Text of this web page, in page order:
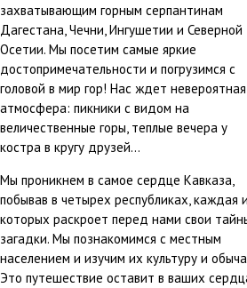
захватывающим горным серпантинам
Дагестана, Чечни, Ингушетии и Северной
Осетии. Мы посетим самые яркие
достопримечательности и погрузимся с
головой в мир гор! Нас ждет невероятная
атмосфера: пикники с видом на
величественные горы, теплые вечера у
костра в кругу друзей...
Мы проникнем в самое сердце Кавказа,
побывав в четырех республиках, каждая
которых раскроет перед нами свои
загадки. Мы познакомимся с местным
населением и изучим их культуру и
Это путешествие оставит в ваших